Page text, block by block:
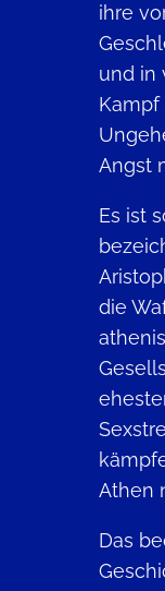
ihre
und in
Kampf
Angst
Es ist
die
Athen
Das